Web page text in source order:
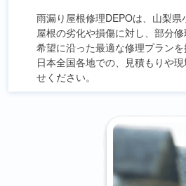
雨漏り屋根修理DEPOは、山梨県
屋根の劣化や損傷に対し、部分
希望に沿った最適な修理プランを
日本全国各地での、見積もりや
せください。